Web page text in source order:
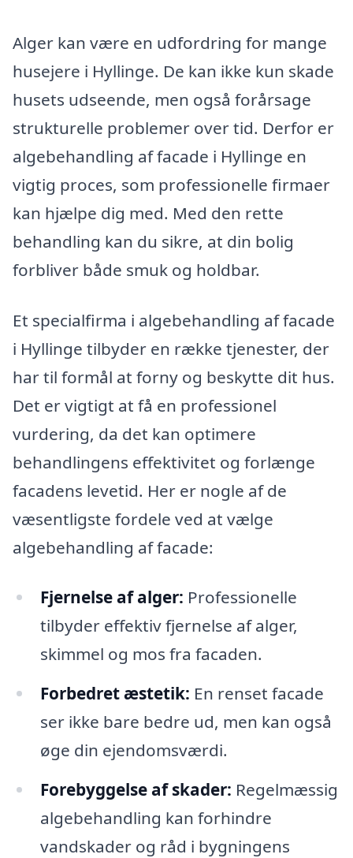
Alger kan være en udfordring for mange
husejere i Hyllinge. De kan ikke kun skade
husets udseende, men også forårsage
strukturelle problemer over tid. Derfor er
algebehandling af facade i Hyllinge en
vigtig proces, som professionelle firmaer
kan hjælpe dig med. Med den rette
behandling kan du sikre, at din bolig
forbliver både smuk og holdbar.
Et specialfirma i algebehandling af facade
i Hyllinge tilbyder en række tjenester, der
har til formål at forny og beskytte dit hus.
Det er vigtigt at få en professionel
vurdering, da det kan optimere
behandlingens effektivitet og forlænge
facadens levetid. Her er nogle af de
væsentligste fordele ved at vælge
algebehandling af facade:
Fjernelse af alger: Professionelle
tilbyder effektiv fjernelse af alger,
skimmel og mos fra facaden.
Forbedret æstetik: En renset facade
ser ikke bare bedre ud, men kan også
øge din ejendomsværdi.
Forebyggelse af skader: Regelmæssig
algebehandling kan forhindre
vandskader og råd i bygningens